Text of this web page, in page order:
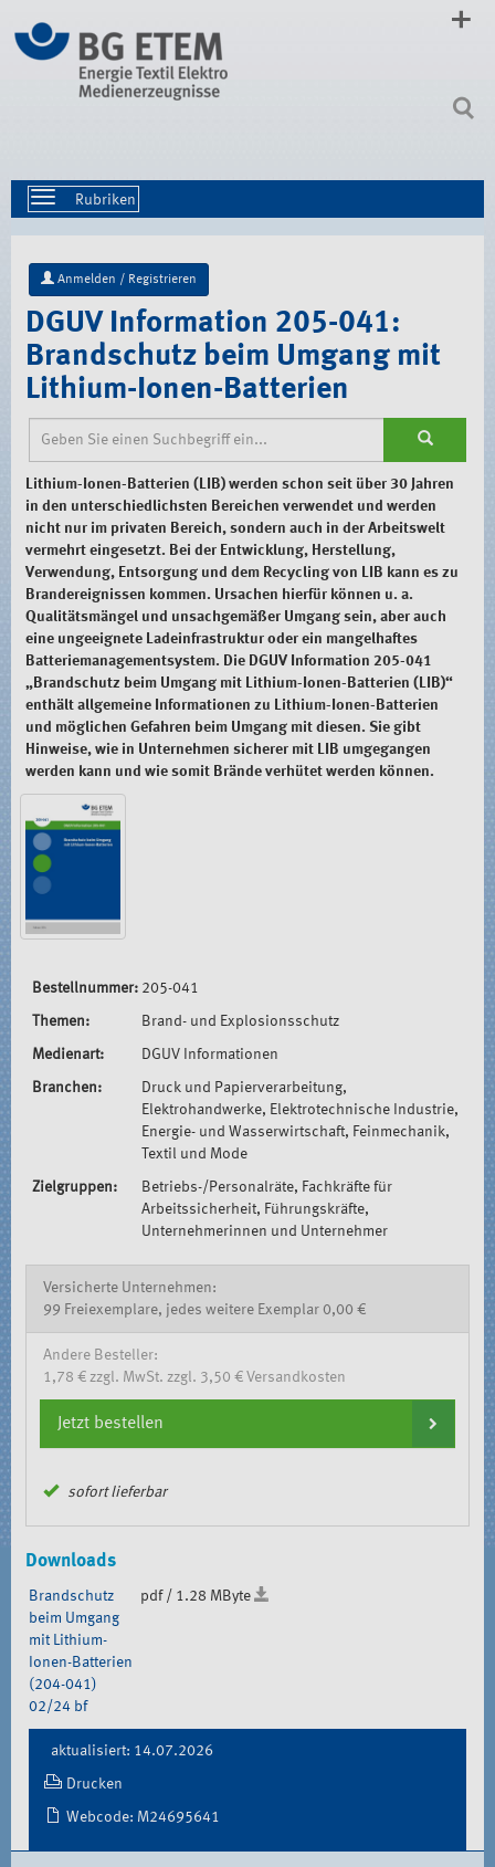
zum
Inhalt
Toggle
navigation
Anmelden / Registrieren
DGUV Information 205-041:
Brandschutz beim Umgang mit
Lithium-Ionen-Batterien
Lithium-Ionen-Batterien (LIB) werden schon seit über 30 Jahren
in den unterschiedlichsten Bereichen verwendet und werden
nicht nur im privaten Bereich, sondern auch in der Arbeitswelt
vermehrt eingesetzt. Bei der Entwicklung, Herstellung,
Verwendung, Entsorgung und dem Recycling von LIB kann es zu
Brandereignissen kommen. Ursachen hierfür können u. a.
Qualitätsmängel und unsachgemäßer Umgang sein, aber auch
eine ungeeignete Ladeinfrastruktur oder ein mangelhaftes
Batteriemanagementsystem. Die DGUV Information 205-041
„Brandschutz beim Umgang mit Lithium-Ionen-Batterien (LIB)“
enthält allgemeine Informationen zu Lithium-Ionen-Batterien
und möglichen Gefahren beim Umgang mit diesen. Sie gibt
Hinweise, wie in Unternehmen sicherer mit LIB umgegangen
werden kann und wie somit Brände verhütet werden können.
Bestellnummer: 205-041
Themen: Brand- und Explosionsschutz
Medienart: DGUV Informationen
Branchen:
Druck und Papierverarbeitung,
Elektrohandwerke, Elektrotechnische Industrie,
Energie- und Wasserwirtschaft, Feinmechanik,
Textil und Mode
Zielgruppen:
Betriebs-/Personalräte, Fachkräfte für
Arbeitssicherheit, Führungskräfte,
Unternehmerinnen und Unternehmer
Versicherte Unternehmen:
99 Freiexemplare, jedes weitere Exemplar 0,00 €
Andere Besteller:
1,78 € zzgl. MwSt. zzgl. 3,50 € Versandkosten
Jetzt bestellen
sofort lieferbar
Downloads
Brandschutz
beim Umgang
mit Lithium-
Ionen-Batterien
(204-041)
02/24 bf
pdf / 1.28 MByte
Document
aktualisiert: 14.07.2026
Drucken
Webcode: M24695641